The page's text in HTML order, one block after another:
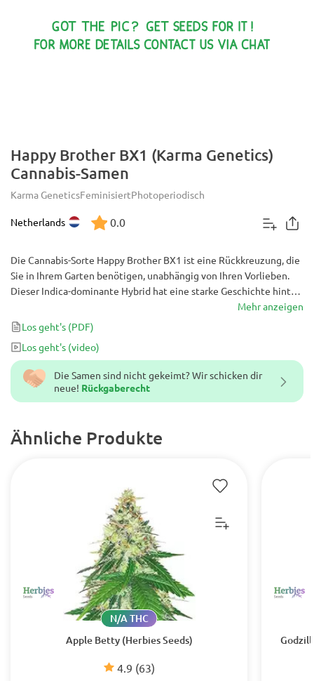
Happy Brother BX1 (Karma Genetics)
Cannabis-Samen
Karma GeneticsFeminisiertPhotoperiodisch
Netherlands 0.0
Die Samen sind nicht gekeimt? Wir schicken dir
neue! Rückgaberecht
Ähnliche Produkte
Apple Betty (Herbies Seeds)
4.9 (63)
N/A THC
Die Cannabis-Sorte Happy Brother BX1 ist eine Rückkreuzung, die
Sie in Ihrem Garten benötigen, unabhängig von Ihren Vorlieben.
Dieser Indica-dominante Hybrid hat eine starke Geschichte hinter
sich und trägt somit zu seiner Anziehungskraft bei. Beim IC420
Breeders Cup in Amsterdam belegt es bereits den 3. Platz und
produziert in nur 9 Wochen immer wieder perfekte Knospen.
Mehr anzeigen
Los geht's (PDF)
Los geht's (video)